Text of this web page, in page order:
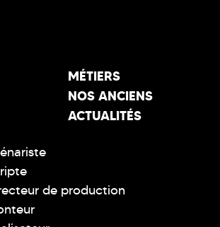
MÉTIERS
NOS ANCIENS
ACTUALITÉS
de production